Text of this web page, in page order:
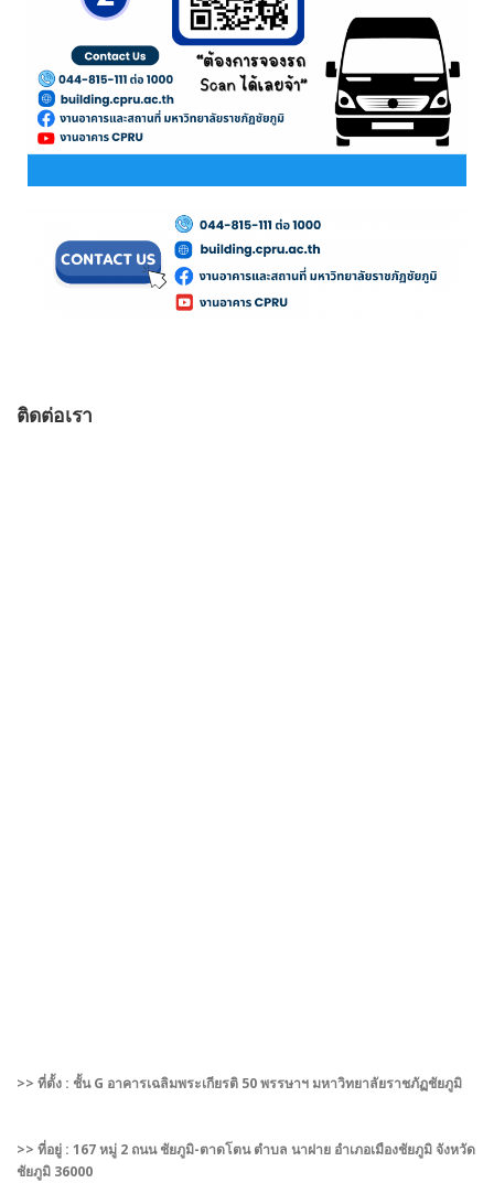
ติดต่อเรา
>> ที่ตั้ง : ชั้น G อาคารเฉลิมพระเกียรติ 50 พรรษาฯ มหาวิทยาลัยราชภัฏชัยภูมิ
>> ที่อยู่ : 167 หมู่ 2 ถนน ชัยภูมิ-ตาดโตน ตำบล นาฝาย อำเภอเมืองชัยภูมิ จังหวัด
ชัยภูมิ 36000